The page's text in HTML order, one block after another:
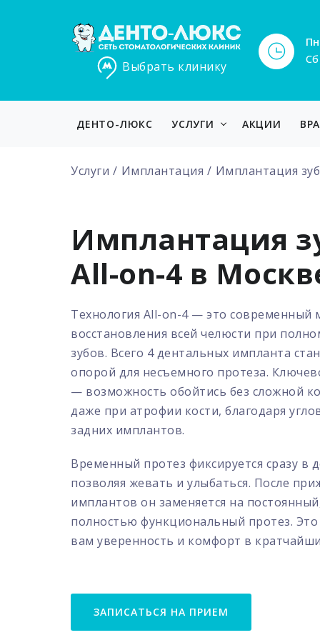
Выбрать клинику
ДЕНТО-ЛЮКС УСЛУГИ АКЦИИ
Услуги Имплантация Имплантация
Имплантация
All-on-4 в
Технология All-on-4 — это современный
восстановления всей челюсти при
зубов. Всего 4 дентальных импланта
опорой для несъемного протеза.
— возможность обойтись без сложной
даже при атрофии кости, благодаря
задних имплантов.
Временный протез фиксируется сразу в
позволяя жевать и улыбаться. После
имплантов он заменяется на
полностью функциональный протез.
вам уверенность и комфорт в
ЗАПИСАТЬСЯ НА ПРИЕМ